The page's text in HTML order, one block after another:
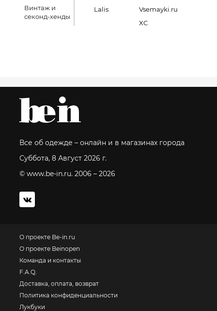
Винтаж и
секонд-хенды
Lalis
Vsemayki.ru
XC
Все об одежде – онлайн и в магазинах города
Суббота, 8 Август 2026 г.
© www.be-in.ru. 2006 – 2026
О проекте Be-in.ru
О проекте Beinopen
Команда и контакты
F.A.Q.
Доставка, оплата, возврат
Политика конфиденциальности
Лукбуки